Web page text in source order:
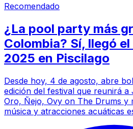
Recomendado
¿La pool party más
Colombia? Sí, llegó
2025 en Piscilago
Desde hoy, 4 de agosto, abre
edición del festival que reunirá a
Oro, Ñejo, Ovy on The Drums y
música y atracciones acuáticas